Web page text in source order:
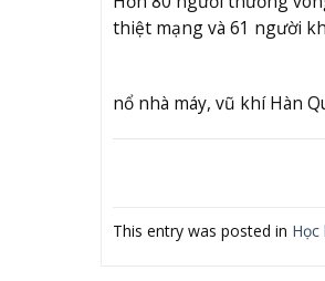
thiệt mạng và 61 người
nổ nhà máy, vũ khí Hàn
This entry was posted in Học